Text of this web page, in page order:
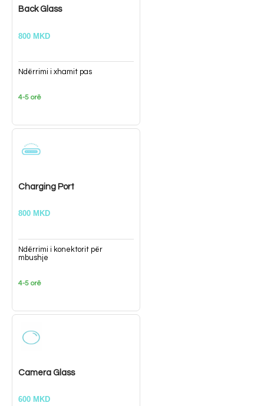
Back Glass
800 MKD
Ndërrimi i xhamit pas
4-5 orë
Charging Port
800 MKD
Ndërrimi i konektorit për
mbushje
4-5 orë
Camera Glass
600 MKD